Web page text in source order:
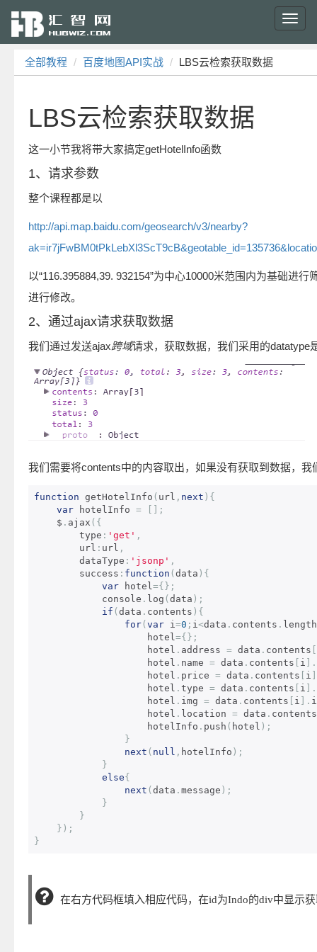
全部教程 百度地图API实战 LBS云检索获取数据
LBS云检索获取数据
这一小节我将带大家搞定getHotelInfo函数
1、请求参数
整个课程都是以
http://api.map.baidu.com/geosearch/v3/nearby?
以“116.395884,39. 932154”为中心10000米范围内为基础进
进行修改。
2、通过ajax请求获取数据
我们通过发送ajax跨域请求，获取数据，我们采用的datatype
我们需要将contents中的内容取出，如果没有获取到数据，
function getHotelInfo ( url , next ){
var hotelInfo =
[];
    $
. ajax ({
        type
: 'get' ,
        url
: url ,
        dataType
: 'jsonp' ,
        success
: function ( data ){
var hotel={};
            console
. log ( data );
if ( data . contents ){
for( var i=0 ; i<data . contents . length
                    hotel
={};
                    hotel
. address = data . contents
                    hotel
. name = data . contents i ].
                    hotel
. price = data . contents i
                    hotel
. type = data . contents i ].
                    hotel
. img = data . contents i ].
                    hotel
. location = data . contents
                    hotelInfo
. push ( hotel );
}
next ( null , hotelInfo );
}
else{
next ( data . message );
}
}
});
}
在右方代码框填入相应代码，在id为Indo的div中显示